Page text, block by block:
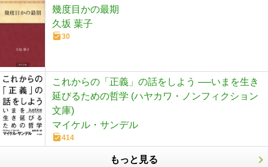
幾度目かの最期
久坂 葉子
30
これからの「正義」の話をしよう ──いまを生き
延びるための哲学 (ハヤカワ・ノンフィクション
文庫)
マイケル・サンデル
414
もっと見る